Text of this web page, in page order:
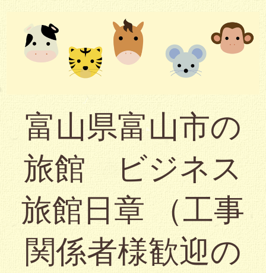
富山県富山市の
旅館 ビジネス
旅館日章 （工事
関係者様歓迎の